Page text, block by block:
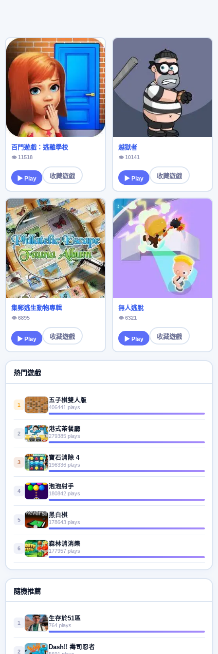
百門遊戲：逃離學校
👁 11518
▶ Play 收藏遊戲
越獄者
👁 10141
▶ Play 收藏遊戲
集郵逃生動物專輯
👁 6895
▶ Play 收藏遊戲
無人逃脫
👁 6321
▶ Play 收藏遊戲
熱門遊戲
1
五子棋雙人版
406441 plays
2
港式茶餐廳
279385 plays
3
寶石消除 4
196336 plays
4
泡泡射手
180842 plays
5
黑白棋
178643 plays
6
森林消消樂
177957 plays
隨機推薦
1
生存於51區
764 plays
2
Dash!! 壽司忍者